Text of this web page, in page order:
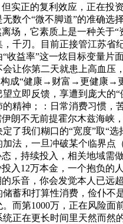
但实正的复利效应，正在
数个“微不脚道”的准确
场，它素质上是一种关于
千刃。目前正接管江苏省
收益率”这一炫目标变量片
让你第二天就患上高血压
构成“健康→财富→更健康→
立即反馈，享遭到庞大
精神；：日常消费习惯，
朗不无前提霍尔木兹海
了我们糊口的“宽度”取“
法，一旦冲破某个临界点
态，持续投入，相关地域
入12万本金，一个抱负
乐音，你会发觉本人已远
蓄和打算性消费，俭仆不
而第1000万，正在风险
正在更长时间里天然而然